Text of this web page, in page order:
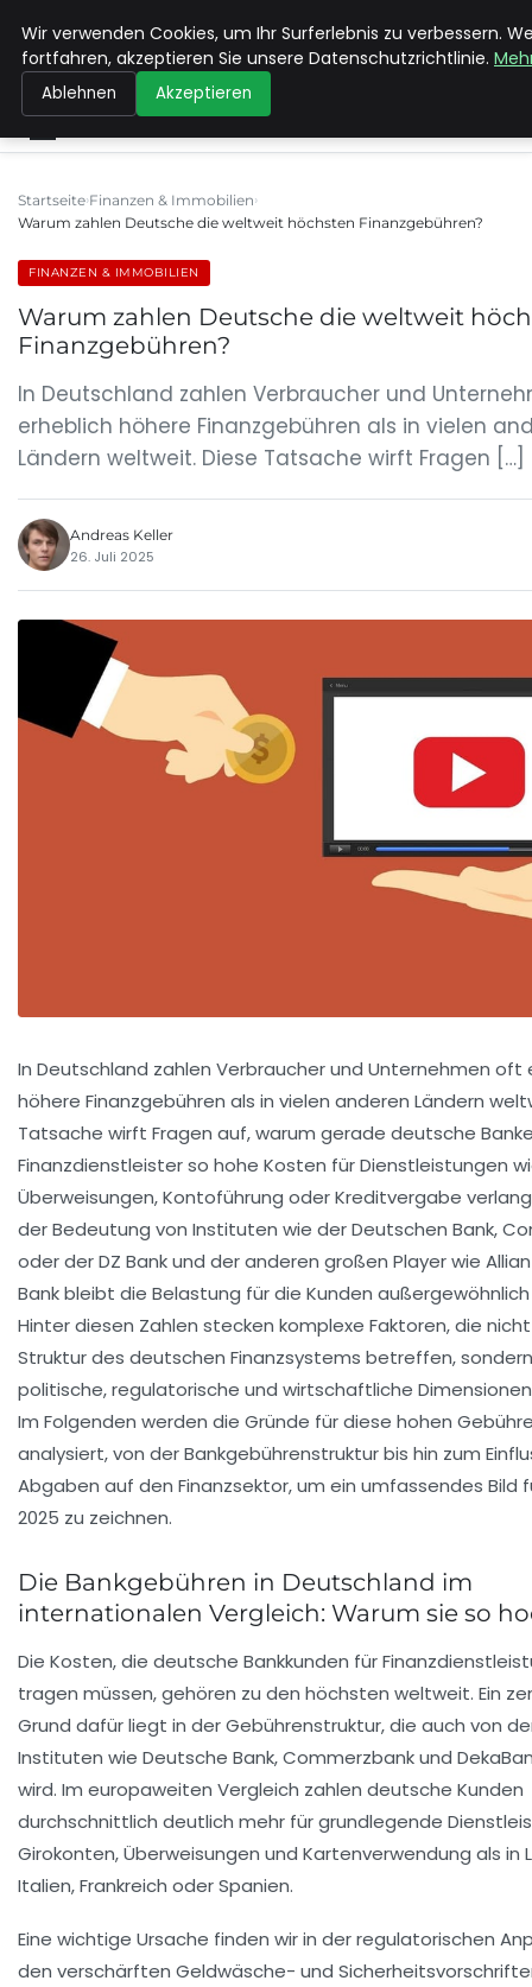
MAX NEUKIRCHNER
Startseite Finanzen & Immobilien
Warum zahlen Deutsche die weltweit höchsten Finanzgebühren?
FINANZEN & IMMOBILIEN
Warum zahlen Deutsche die weltweit
Finanzgebühren?
In Deutschland zahlen Verbraucher und
erheblich höhere Finanzgebühren als in vielen
Ländern weltweit. Diese Tatsache wirft Fragen […]
Andreas Keller
26. Juli 2025
In Deutschland zahlen Verbraucher und Unternehmen oft
höhere Finanzgebühren als in vielen anderen Ländern
Tatsache wirft Fragen auf, warum gerade deutsche
Finanzdienstleister so hohe Kosten für Dienstleistungen
Überweisungen, Kontoführung oder Kreditvergabe
der Bedeutung von Instituten wie der Deutschen Bank,
oder der DZ Bank und der anderen großen Player wie
Bank bleibt die Belastung für die Kunden
Hinter diesen Zahlen stecken komplexe Faktoren, die
Struktur des deutschen Finanzsystems betreffen,
politische, regulatorische und wirtschaftliche
Im Folgenden werden die Gründe für diese hohen
analysiert, von der Bankgebührenstruktur bis hin zum
Abgaben auf den Finanzsektor, um ein umfassendes Bild
2025 zu zeichnen.
Die Bankgebühren in Deutschland im
internationalen Vergleich: Warum sie so
Die Kosten, die deutsche Bankkunden für
tragen müssen, gehören zu den höchsten weltweit. Ein
Grund dafür liegt in der Gebührenstruktur, die auch von
Instituten wie Deutsche Bank, Commerzbank und
wird. Im europaweiten Vergleich zahlen deutsche Kunden
durchschnittlich deutlich mehr für grundlegende
Girokonten, Überweisungen und Kartenverwendung als in
Italien, Frankreich oder Spanien.
Eine wichtige Ursache finden wir in der regulatorischen
den verschärften Geldwäsche- und
Wir verwenden Cookies, um Ihr Surferlebnis zu verbessern.
fortfahren, akzeptieren Sie unsere Datenschutzrichtlinie.
Ablehnen Akzeptieren